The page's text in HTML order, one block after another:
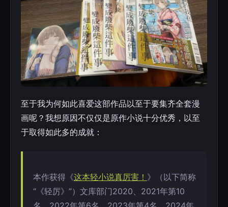
至于我为何如此喜爱这部作品以至于要集齐全套漫
画呢？我想原因不仅仅是原作小说十分优秀，以至
于取得如此多的成就：
本作获得《这本轻小说真厉害！ 》（以下简称
“《轻厉》”）文库部门2020、2021年第10